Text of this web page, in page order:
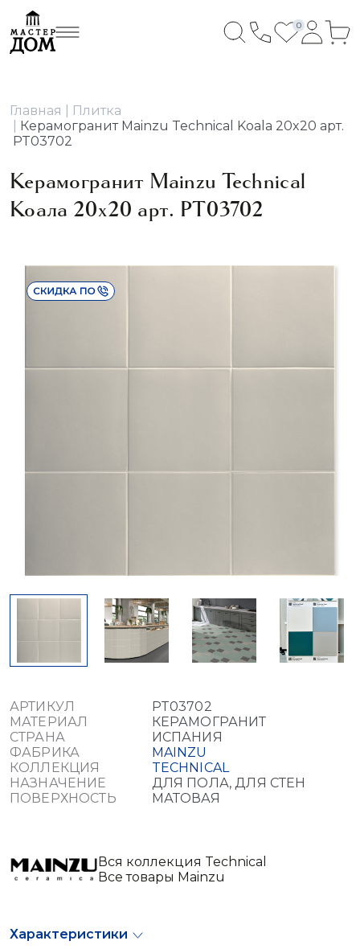
0
Главная
Плитка
Керамогранит Mainzu Technical Koala 20x20 арт.
PT03702
Керамогранит Mainzu Technical
Коала 20x20 арт. PT03702
АРТИКУЛ
PT03702
МАТЕРИАЛ
КЕРАМОГРАНИТ
СТРАНА
ИСПАНИЯ
ФАБРИКА
MAINZU
КОЛЛЕКЦИЯ
TECHNICAL
НАЗНАЧЕНИЕ
ДЛЯ ПОЛА, ДЛЯ СТЕН
ПОВЕРХНОСТЬ
МАТОВАЯ
Вся коллекция Technical
Все товары Mainzu
Характеристики